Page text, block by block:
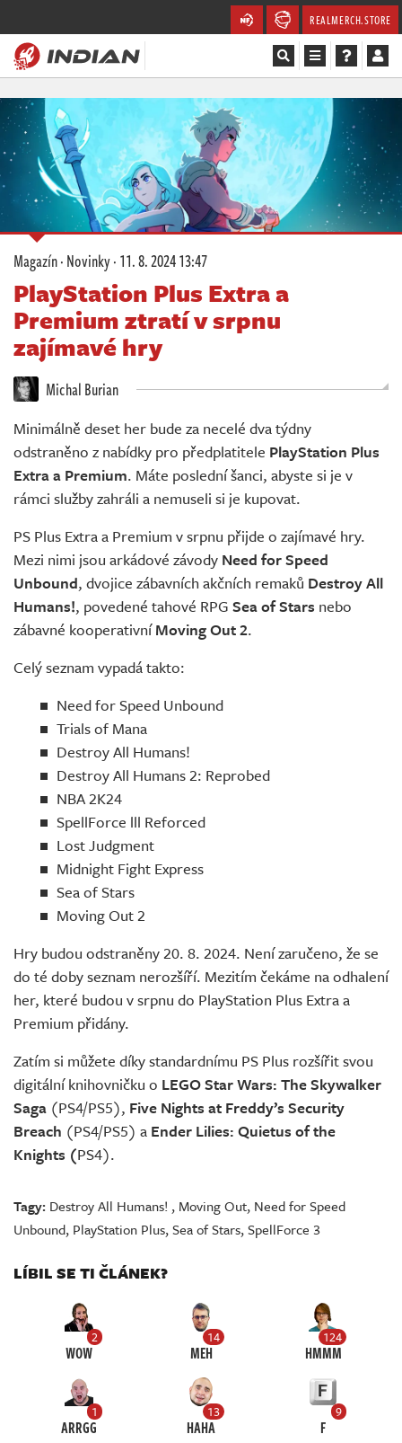
REALMERCH.STORE
Magazín
Recenze
Videa
Soutěže
Databáze
Komunita
Redakce
Živě
Magazín·Novinky·11. 8. 2024 13:47
PlayStation Plus Extra a
Premium ztratí v srpnu
zajímavé hry
Michal Burian
Minimálně deset her bude za necelé dva týdny
odstraněno z nabídky pro předplatitele PlayStation Plus
Extra a Premium. Máte poslední šanci, abyste si je v
rámci služby zahráli a nemuseli si je kupovat.
PS Plus Extra a Premium v srpnu přijde o zajímavé hry.
Mezi nimi jsou arkádové závody Need for Speed
Unbound, dvojice zábavních akčních remaků Destroy All
Humans!, povedené tahové RPG Sea of Stars nebo
zábavné kooperativníMoving Out 2.
Celý seznam vypadá takto:
Need for Speed Unbound
Trials of Mana
Destroy All Humans!
Destroy All Humans 2: Reprobed
NBA 2K24
SpellForce lll Reforced
Lost Judgment
Midnight Fight Express
Sea of Stars
Moving Out 2
Hry budou odstraněny 20. 8. 2024. Není zaručeno, že se
do té doby seznam nerozšíří. Mezitím čekáme na odhalení
her, které budou v srpnu do PlayStation Plus Extra a
Premium přidány.
Zatím si můžete díky standardnímu PS Plus rozšířit svou
digitální knihovničku o LEGO Star Wars: The Skywalker
Saga (PS4/PS5), Five Nights at Freddy’s Security
Breach (PS4/PS5) a Ender Lilies: Quietus of the
Knights (PS4).
Tagy: Destroy All Humans! , Moving Out, Need for Speed
Unbound, PlayStation Plus,Sea of ​​Stars,SpellForce 3
LÍBIL SE TI ČLÁNEK?
2
WOW
14
MEH
124
HMMM
1
ARRGG
13
HAHA
9
F